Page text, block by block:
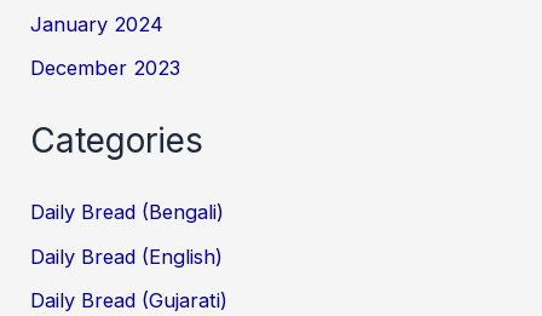
January 2024
December 2023
Categories
Daily Bread (Bengali)
Daily Bread (English)
Daily Bread (Gujarati)